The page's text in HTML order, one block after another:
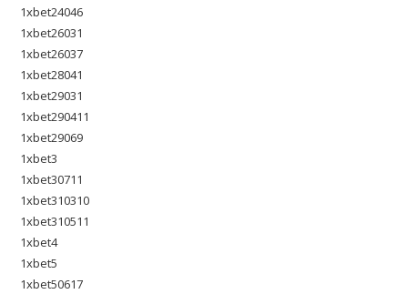
1xbet24046
1xbet26031
1xbet26037
1xbet28041
1xbet29031
1xbet290411
1xbet29069
1xbet3
1xbet30711
1xbet310310
1xbet310511
1xbet4
1xbet5
1xbet50617